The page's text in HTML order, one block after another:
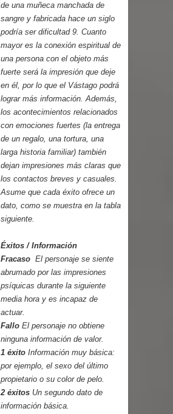
de una muñeca manchada de
sangre y fabricada hace un siglo
podría ser dificultad 9. Cuanto
mayor es la conexión espiritual de
una persona con el objeto más
fuerte será la impresión que deje
en él, por lo que el Vástago podrá
lograr más información. Además,
los acontecimientos relacionados
con emociones fuertes (la entrega
de un regalo, una tortura, una
larga historia familiar) también
dejan impresiones más claras que
los contactos breves y casuales.
Asume que cada éxito ofrece un
dato, como se muestra en la tabla
siguiente.
Éxitos / Información
Fracaso El personaje se siente
abrumado por las impresiones
psíquicas durante la siguiente
media hora y es incapaz de
actuar.
Fallo El personaje no obtiene
ninguna información de valor.
1 éxito Información muy básica:
por ejemplo, el sexo del último
propietario o su color de pelo.
2 éxitos Un segundo dato de
información básica.